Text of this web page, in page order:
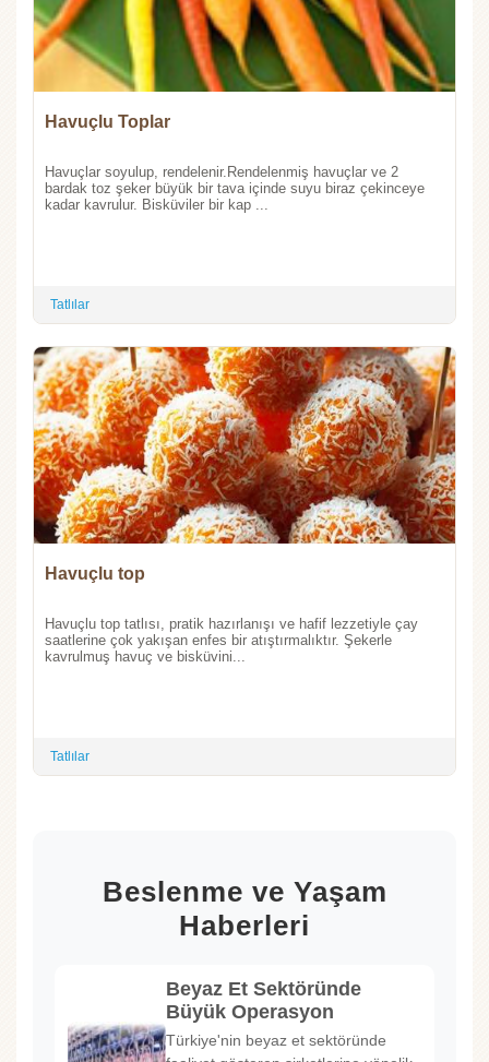
Havuçlu Toplar
Havuçlar soyulup, rendelenir.Rendelenmiş havuçlar ve 2
bardak toz şeker büyük bir tava içinde suyu biraz çekinceye
kadar kavrulur. Bisküviler bir kap ...
Tatlılar
Havuçlu top
Havuçlu top tatlısı, pratik hazırlanışı ve hafif lezzetiyle çay
saatlerine çok yakışan enfes bir atıştırmalıktır. Şekerle
kavrulmuş havuç ve bisküvini...
Tatlılar
Beslenme ve Yaşam
Haberleri
Beyaz Et Sektöründe
Büyük Operasyon
Türkiye'nin beyaz et sektöründe